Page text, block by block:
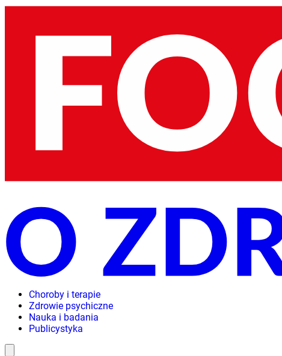
Choroby i terapie
Zdrowie psychiczne
Nauka i badania
Publicystyka